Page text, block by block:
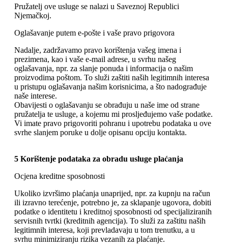
Pružatelj ove usluge se nalazi u Saveznoj Republici
Njemačkoj.
Oglašavanje putem e-pošte i vaše pravo prigovora
Nadalje, zadržavamo pravo korištenja vašeg imena i
prezimena, kao i vaše e-mail adrese, u svrhu našeg
oglašavanja, npr. za slanje ponuda i informacija o našim
proizvodima poštom. To služi zaštiti naših legitimnih interesa
u pristupu oglašavanja našim korisnicima, a što nadograđuje
naše interese.
Obavijesti o oglašavanju se obrađuju u naše ime od strane
pružatelja te usluge, a kojemu mi prosljeđujemo vaše podatke.
Vi imate pravo prigovoriti pohranu i upotrebu podataka u ove
svrhe slanjem poruke u dolje opisanu opciju kontakta.
5 Korištenje podataka za obradu usluge plaćanja
Ocjena kreditne sposobnosti
Ukoliko izvršimo plaćanja unaprijed, npr. za kupnju na račun
ili izravno terećenje, potrebno je, za sklapanje ugovora, dobiti
podatke o identitetu i kreditnoj sposobnosti od specijaliziranih
servisnih tvrtki (kreditnih agencija). To služi za zaštitu naših
legitimnih interesa, koji prevladavaju u tom trenutku, a u
svrhu minimiziranju rizika vezanih za plaćanje.